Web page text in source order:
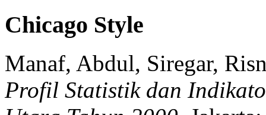
Chicago Style
Manaf, Abdul, Siregar,
Profil Statistik dan